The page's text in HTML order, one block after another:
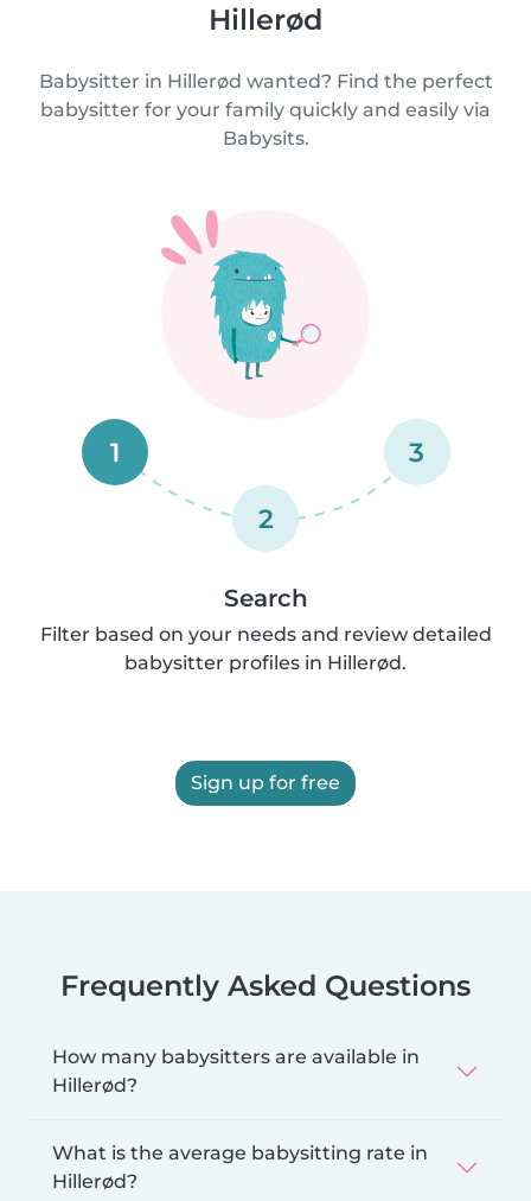
Hillerød
Babysitter in Hillerød wanted? Find the perfect
babysitter for your family quickly and easily via
Babysits.
1
2
3
Search
Filter based on your needs and review detailed
babysitter profiles in Hillerød.
Sign up for free
Frequently Asked Questions
How many babysitters are available in
Hillerød?
What is the average babysitting rate in
Hillerød?